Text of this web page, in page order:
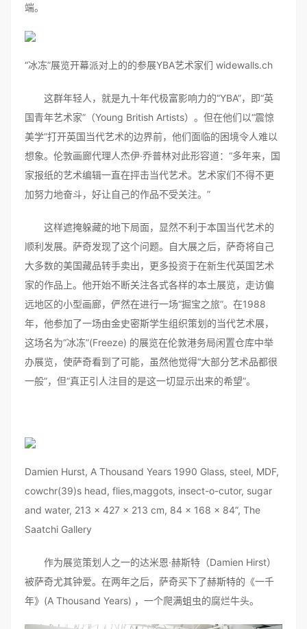
端。
“冰冻”展览开幕派对上的的参展YBA艺术家们 widewalls.ch
这群年轻人，就是九十年代极富影响力的“YBA”，即“英
国青年艺术家”（Young British Artists）。但在他们以“震惊
美学”打开英国当代艺术的边界前，他们面临的困境令人难以
想象。伦敦画廊代理人杰伊·乔普林对此形容道：“多年来，国
家报纸的艺术编辑一直在抨击当代艺术。艺术家们不得不更
加努力地奋斗，好让自己的作品不受关注。”
这样遮掩躲藏的地下局面，显然不利于本国当代艺术的
顺利发展。萨奇发现了这个问题。自大展之后，萨奇将自己
大多数的美国藏品转手卖出，更多投资于在新生代英国艺术
家的作品上。他开始不断关注各式各样的本土展览，走访偏
远地区的小型画廊，俨然在进行一场“掘宝之旅”。在1988
年，他参加了一场由金史密斯学生组织策划的当代艺术展，
这场名为“冰冻”(Freeze) 的展览在伦敦港务局闲置仓库中举
办展览，使萨奇看到了可能，虽然他觉得“大部分艺术品都很
一般”，但“真正引人注目的是这一切显示出来的希望”。
Damien Hurst, A Thousand Years 1990 Glass, steel, MDF,
cowchr(39)s head, flies,maggots, insect-o-cutor, sugar
and water, 213 x 427 x 213 cm, 84 x 168 x 84”, The
Saatchi Gallery
作为展览策划人之一的达米恩·赫斯特（Damien Hirst）
被萨奇尤其钟爱。在两年之后，萨奇买下了赫斯特的《一千
年》(A Thousand Years) ，一个爬满蛆虫的腐烂牛头。